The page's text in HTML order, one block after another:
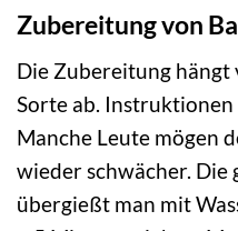
Zubereitung von
Die Zubereitung
Sorte ab. Instruktionen
Manche Leute mögen
wieder schwächer.
übergießt man mit